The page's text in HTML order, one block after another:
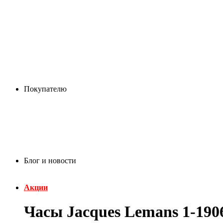
Покупателю
Блог и новости
Акции
Часы Jacques Lemans 1-